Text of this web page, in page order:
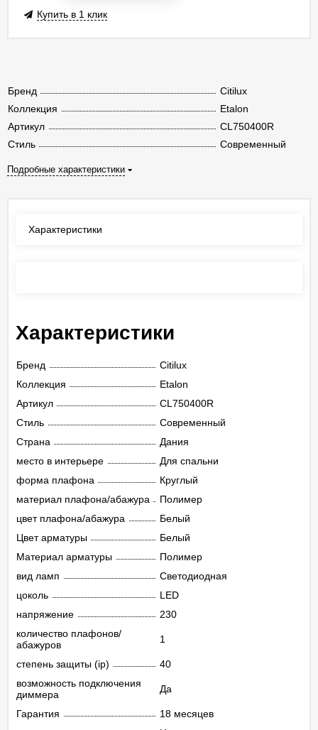
Бренд
Citilux
Коллекция
Etalon
Артикул
CL750400R
Стиль
Современный
Подробные характеристики
Купить в 1 клик
Характеристики
Характеристики
Бренд
Citilux
Коллекция
Etalon
Артикул
CL750400R
Стиль
Современный
Страна
Дания
место в интерьере
Для спальни
форма плафона
Круглый
материал плафона/абажура
Полимер
цвет плафона/абажура
Белый
Цвет арматуры
Белый
Материал арматуры
Полимер
вид ламп
Светодиодная
цоколь
LED
напряжение
230
количество плафонов/
абажуров
1
степень защиты (ip)
40
возможность подключения
диммера
Да
Гарантия
18 месяцев